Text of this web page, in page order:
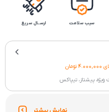
سیب سلامت ارســال سریع
پیشتاز، تیپاکس